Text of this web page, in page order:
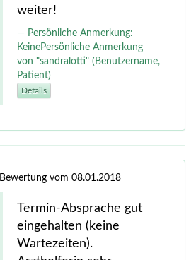
weiter!
Persönliche Anmerkung:
KeinePersönliche Anmerkung
von "sandralotti" (Benutzername,
Patient)
Details
Bewertung vom 08.01.2018
Termin-Absprache gut
eingehalten (keine
Wartezeiten).